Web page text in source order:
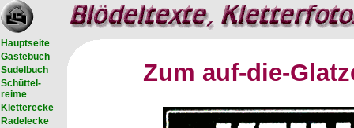
Hauptseite
Gästebuch
Sudelbuch
Schüttel-
reime
Kletterecke
Radelecke
Zum auf-die-